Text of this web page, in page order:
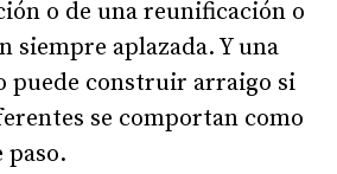
o de una reunificación o
siempre aplazada. Y una
puede construir arraigo si
se comportan como
paso.